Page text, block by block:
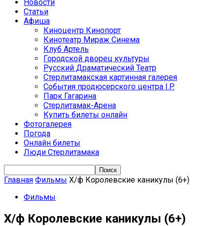
Новости
Статьи
Афиша
Киноцентр Кинопорт
Кинотеатр Мираж Синема
Клуб Артель
Городской дворец культуры
Русский Драматический Театр
Стерлитамакская картинная галерея
События продюсерского центра I.P.
Парк Гагарина
Стерлитамак-Арена
Купить билеты онлайн
Фотогалерея
Погода
Онлайн билеты
Люди Стерлитамака
Главная Фильмы Х/ф Королевские каникулы (6+)
Фильмы
Х/ф Королевские каникулы (6+)